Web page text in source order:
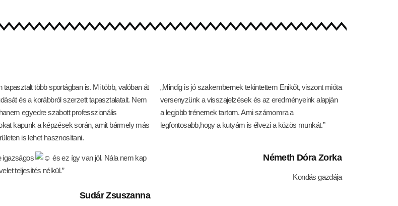
tapasztalt több sportágban is. Mi több, valóban át
és a korábbról szerzett tapasztalatait. Nem
egyedre szabott professzionális
kapunk a képzések során, amit bármely más
is lehet hasznosítani.
igazságos
és ez így van jól. Nála nem kap
teljesítés nélkül.”
Sudár Zsuszanna
„Mindig is jó szakembernek tekintettem Enikőt, viszont mióta
versenyzünk a visszajelzések és az eredményeink alapján
a legjobb trénernek tartom. Ami számomra a
legfontosabb,hogy a kutyám is élvezi a közös munkát.”
Németh Dóra Zorka
Kondás gazdája